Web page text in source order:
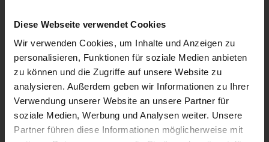
Diese Webseite verwendet Cookies
Wir verwenden Cookies, um Inhalte und Anzeigen zu
personalisieren, Funktionen für soziale Medien anbieten
zu können und die Zugriffe auf unsere Website zu
analysieren. Außerdem geben wir Informationen zu Ihrer
Verwendung unserer Website an unsere Partner für
soziale Medien, Werbung und Analysen weiter. Unsere
Partner führen diese Informationen möglicherweise mit
Service
+49 151 552 717 42
+49 151 702 252 81
+49 151 702 252 82
kontakt@beautysofa24.de
Mo-Fr. Von 8 - 16 Uhr
BEAUTY SOFA GMBH
Kleine Friedensstr. 24